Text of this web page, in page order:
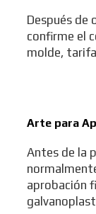
Después de
confirme el
molde,
Arte para
Antes de la
aprobación